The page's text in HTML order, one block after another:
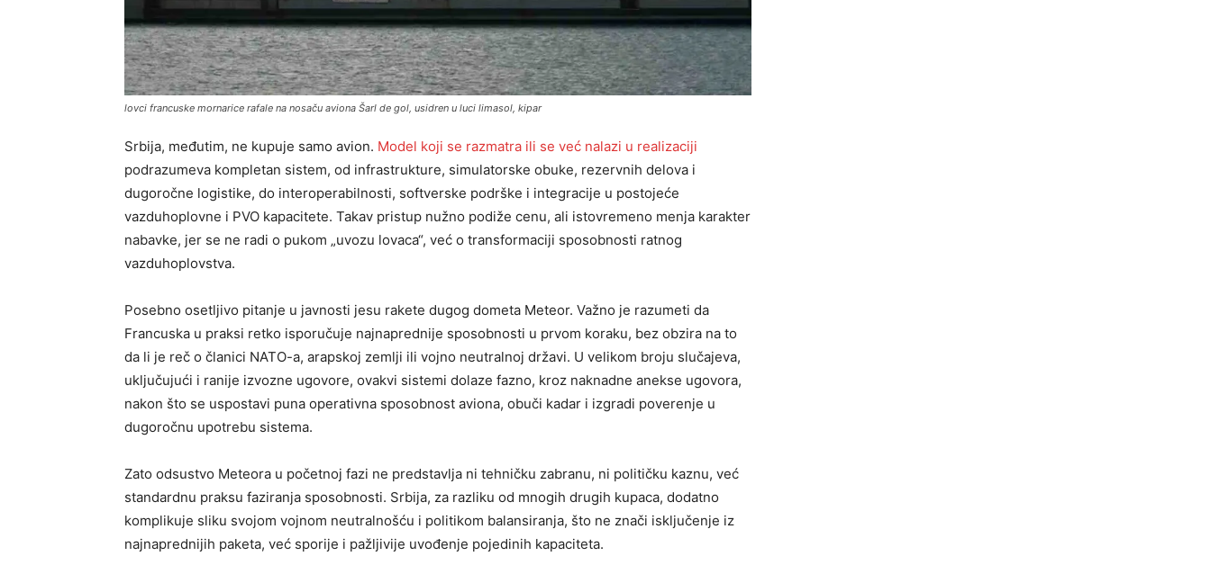
lovci francuske mornarice rafale na nosaču aviona Šarl de gol, usidren u luci limasol, kipar
Srbija, međutim, ne kupuje samo avion. Model koji se razmatra ili se već nalazi u realizaciji
podrazumeva kompletan sistem, od infrastrukture, simulatorske obuke, rezervnih delova i
dugoročne logistike, do interoperabilnosti, softverske podrške i integracije u postojeće
vazduhoplovne i PVO kapacitete. Takav pristup nužno podiže cenu, ali istovremeno menja karakter
nabavke, jer se ne radi o pukom „uvozu lovaca“, već o transformaciji sposobnosti ratnog
vazduhoplovstva.
Posebno osetljivo pitanje u javnosti jesu rakete dugog dometa Meteor. Važno je razumeti da
Francuska u praksi retko isporučuje najnaprednije sposobnosti u prvom koraku, bez obzira na to
da li je reč o članici NATO-a, arapskoj zemlji ili vojno neutralnoj državi. U velikom broju slučajeva,
uključujući i ranije izvozne ugovore, ovakvi sistemi dolaze fazno, kroz naknadne anekse ugovora,
nakon što se uspostavi puna operativna sposobnost aviona, obuči kadar i izgradi poverenje u
dugoročnu upotrebu sistema.
Zato odsustvo Meteora u početnoj fazi ne predstavlja ni tehničku zabranu, ni političku kaznu, već
standardnu praksu faziranja sposobnosti. Srbija, za razliku od mnogih drugih kupaca, dodatno
komplikuje sliku svojom vojnom neutralnošću i politikom balansiranja, što ne znači isključenje iz
najnaprednijih paketa, već sporije i pažljivije uvođenje pojedinih kapaciteta.